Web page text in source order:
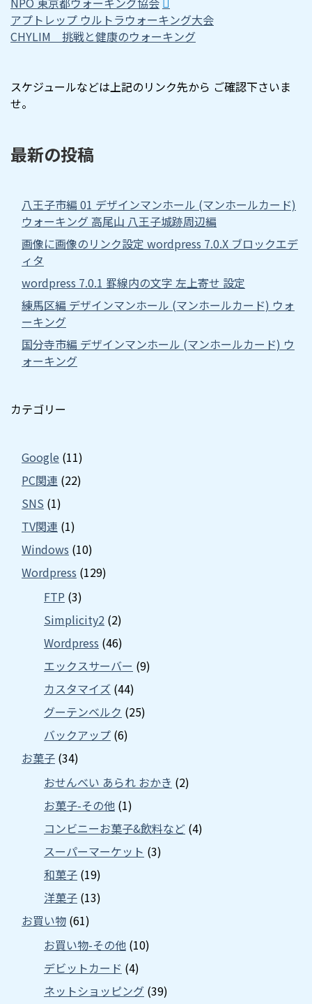
アプトレップ ウルトラウォーキング大会
CHYLIM 挑戦と健康のウォーキング
スケジュールなどは上記のリンク先から ご確認下さいま
せ。
最新の投稿
八王子市編 01 デザインマンホール (マンホールカード)
ウォーキング 高尾山 八王子城跡周辺編
画像に画像のリンク設定 wordpress 7.0.X ブロックエデ
ィタ
wordpress 7.0.1 罫線内の文字 左上寄せ 設定
練馬区編 デザインマンホール (マンホールカード) ウォ
ーキング
国分寺市編 デザインマンホール (マンホールカード) ウ
ォーキング
カテゴリー
Google (11)
PC関連 (22)
SNS (1)
TV関連 (1)
Windows (10)
Wordpress (129)
FTP (3)
Simplicity2 (2)
Wordpress (46)
エックスサーバー (9)
カスタマイズ (44)
グーテンベルク (25)
バックアップ (6)
お菓子 (34)
おせんべい あられ おかき (2)
お菓子-その他 (1)
コンビニーお菓子&飲料など (4)
スーパーマーケット (3)
和菓子 (19)
洋菓子 (13)
お買い物 (61)
お買い物-その他 (10)
デビットカード (4)
ネットショッピング (39)